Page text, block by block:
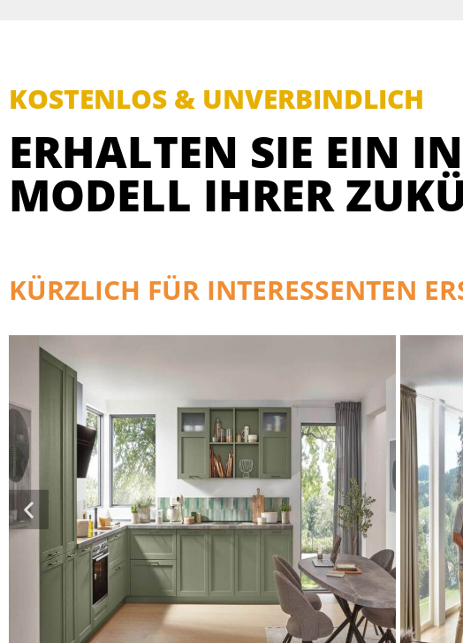
KOSTENLOS & UNVERBINDLICH
ERHALTEN SIE EIN
MODELL IHRER
KÜRZLICH FÜR INTERESSENTEN